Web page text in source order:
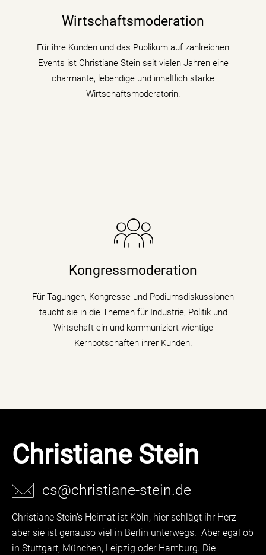
Wirtschaftsmoderation
Für ihre Kunden und das Publikum auf zahlreichen
Events ist Christiane Stein seit vielen Jahren eine
charmante, lebendige und inhaltlich starke
Wirtschaftsmoderatorin.
politische Zusammenhänge auf Podiumsdiskussionen
mehr erfahren
Kongressmoderation
Für Tagungen, Kongresse und Podiumsdiskussionen
taucht sie in die Themen für Industrie, Politik und
Wirtschaft ein und kommuniziert wichtige
Kernbotschaften ihrer Kunden.
Die Nachrichenjournalistin eröffnet Vorständen,
Ministern und Wirtschaftsgrößen die Bühne auf
Kongressen und Fachtagungen und füllt
Podiumsdiskussionen und Talks mit Kompetenz,
Charme und Lebendigkeit.
mehr erfahren
Christiane Stein
cs@christiane-stein.de
Christiane Stein’s Heimat ist Köln, hier schlägt ihr Herz
aber sie ist genauso viel in Berlin unterwegs. Aber egal ob
in Stuttgart, München, Leipzig oder Hamburg. Die